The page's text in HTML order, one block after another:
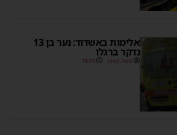
אלימות באשדוד: נער בן 13
נדקר ברגלו
משה קאהן 18:04